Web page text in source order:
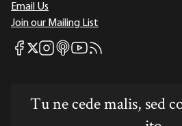
Email Us
Join our Mailing List
Mises Facebook
Mises X
Mises Instagram
Mises itunes
Mises Youtube
Mises RSS feed
Tu ne cede malis, sed